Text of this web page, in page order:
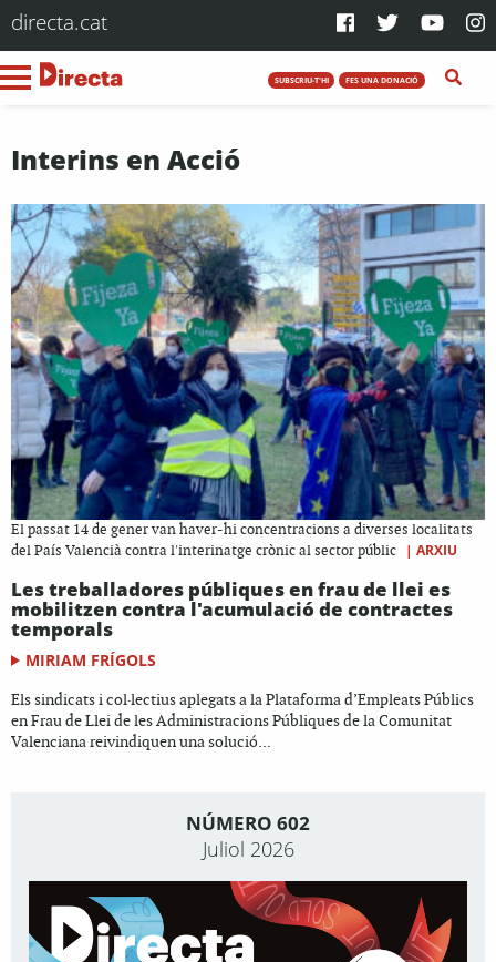
directa.cat
SUBSCRIU-T'HI FES UNA DONACIÓ
Interins en Acció
El passat 14 de gener van haver-hi concentracions a diverses localitats
del País Valencià contra l'interinatge crònic al sector públic
| ARXIU
Les treballadores públiques en frau de llei es
mobilitzen contra l'acumulació de contractes
temporals
MIRIAM FRÍGOLS
Els sindicats i col·lectius aplegats a la Plataforma d’Empleats Públics
en Frau de Llei de les Administracions Públiques de la Comunitat
Valenciana reivindiquen una solució...
NÚMERO 602
Juliol 2026